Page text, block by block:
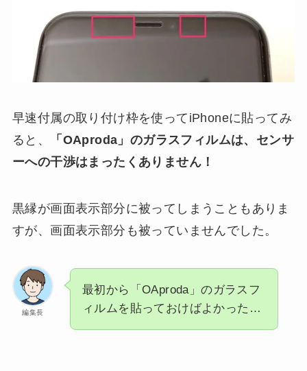
早速付属の取り付け枠を使ってiPhoneに貼ってみ
ると、
「OAproda」のガラスフィルムは、センサ
ーへの干渉はまったくありません！
黒縁が画面表示部分に被ってしまうこともありま
すが、画面表示部分も被っていませんでした。
編集長
最初から「OAproda」のガラスフ
ィルムを貼っておけばよかった…